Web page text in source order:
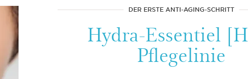
DER ERSTE ANTI-AGING-SCHRITT
Hydra-Essentiel
Pflegelinie